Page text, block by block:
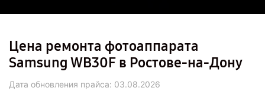
Цена ремонта фотоаппарата
Samsung WB30F в Ростове-на-Дону
Дата обновления прайса: 03.08.2026